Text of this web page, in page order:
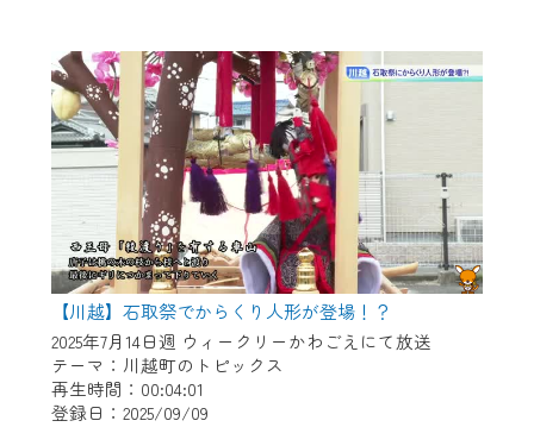
【川越】石取祭でからくり人形が登場！？
2025年7月14日週 ウィークリーかわごえにて放送
テーマ：川越町のトピックス
再生時間：00:04:01
登録日：2025/09/09
作業の間は、CCNetWebTVの画面が「メン
テナンス中」になり、ご利用いただけませ
ん。
ご不便をおかけいたしますが、ご了承の程
よろしくお願いいたします。